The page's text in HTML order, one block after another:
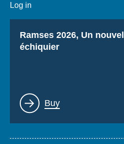
Log in
Titre
Ramses 2026, Un nouvel
échiquier
Lien
Buy